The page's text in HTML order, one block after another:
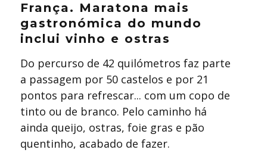
França. Maratona mais
gastronómica do mundo
inclui vinho e ostras
Do percurso de 42 quilómetros faz parte
a passagem por 50 castelos e por 21
pontos para refrescar... com um copo de
tinto ou de branco. Pelo caminho há
ainda queijo, ostras, foie gras e pão
quentinho, acabado de fazer.